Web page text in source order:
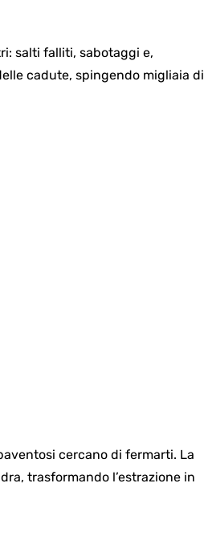
salti falliti, sabotaggi e,
cadute, spingendo migliaia di
cercano di fermarti. La
trasformando l’estrazione in